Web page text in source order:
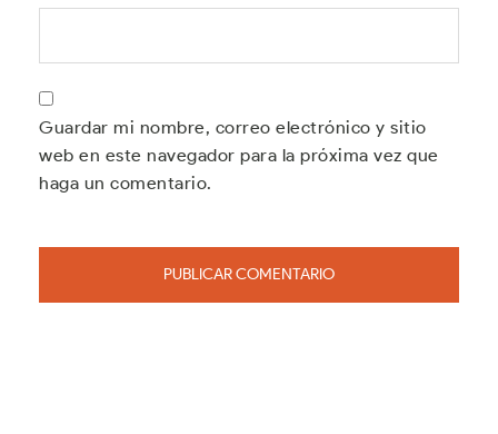
Guardar mi nombre, correo electrónico y sitio
web en este navegador para la próxima vez que
haga un comentario.